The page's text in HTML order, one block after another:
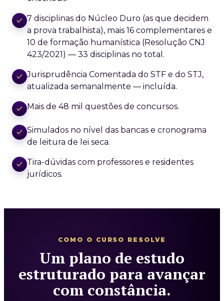
7 disciplinas do Núcleo Duro (as que decidem
a prova trabalhista), mais 16 complementares e
10 de formação humanística (Resolução CNJ
423/2021) — 33 disciplinas no total.
Jurisprudência Comentada do STF e do STJ,
atualizada semanalmente — incluída.
Mais de 48 mil questões de concursos.
Simulados no nível das bancas e cronograma
de leitura de lei seca.
Tira-dúvidas com professores e residentes
jurídicos.
COMO O CURSO RESOLVE
Um plano de estudo
estruturado para avançar
com constância.